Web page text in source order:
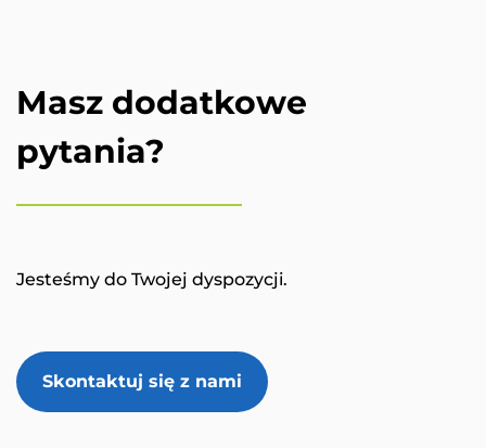
Masz dodatkowe
pytania?
Jesteśmy do Twojej dyspozycji.
Skontaktuj się z nami